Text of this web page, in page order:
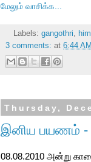
மேலும் வாசிக்க...
Labels: gangothri,
3 comments: at 6:44 AM
Thursday,
இனிய பயணம் -
08.08.2010 அன்று